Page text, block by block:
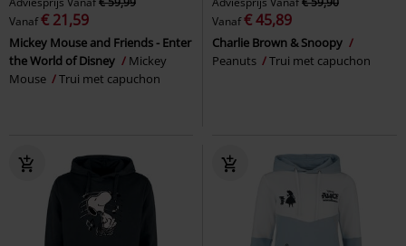
Vanaf€ 21,59
Mickey Mouse and Friends - Enter
the World of Disney
Mickey
Mouse
Trui met capuchon
Vanaf€ 45,89
Charlie Brown & Snoopy
Peanuts
Trui met capuchon